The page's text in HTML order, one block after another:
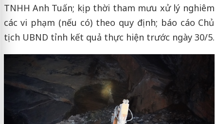
TNHH Anh Tuấn; kịp thời tham mưu xử lý nghiêm
các vi phạm (nếu có) theo quy định; báo cáo Chủ
tịch UBND tỉnh kết quả thực hiện trước ngày 30/5.